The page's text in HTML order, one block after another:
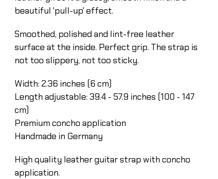
beautiful 'pull-up' effect.
Smoothed, polished and lint-free leather
surface at the inside. Perfect grip. The strap is
not too slippery, not too sticky.
Width: 2.36 inches (6 cm)
Length adjustable: 39.4 - 57.9 inches (100 - 147
cm)
Premium concho application
Handmade in Germany
High quality leather guitar strap with concho
application.